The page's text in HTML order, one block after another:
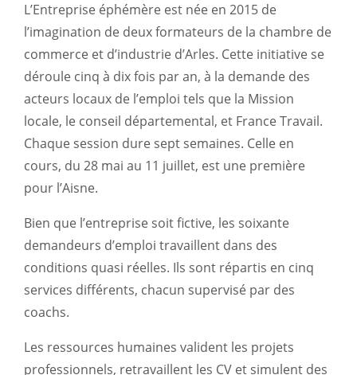
L’Entreprise éphémère est née en 2015 de
l’imagination de deux formateurs de la chambre de
commerce et d’industrie d’Arles. Cette initiative se
déroule cinq à dix fois par an, à la demande des
acteurs locaux de l’emploi tels que la Mission
locale, le conseil départemental, et France Travail.
Chaque session dure sept semaines. Celle en
cours, du 28 mai au 11 juillet, est une première
pour l’Aisne.
Bien que l’entreprise soit fictive, les soixante
demandeurs d’emploi travaillent dans des
conditions quasi réelles. Ils sont répartis en cinq
services différents, chacun supervisé par des
coachs.
Les ressources humaines valident les projets
professionnels, retravaillent les CV et simulent des